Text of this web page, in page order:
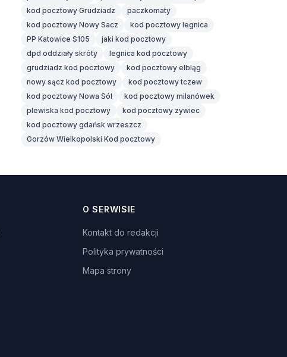
kod pocztowy Grudziadz
paczkomaty
kod pocztowy Nowy Sacz
kod pocztowy legnica
PP Katowice S105
jaki kod pocztowy
dpd oddziały skróty
legnica kod pocztowy
grudziadz kod pocztowy
kod pocztowy elbląg
nowy sącz kod pocztowy
kod pocztowy tczew
kod pocztowy Nowa Sól
kod pocztowy milanówek
plewiska kod pocztowy
kod pocztowy zywiec
kod pocztowy gdańsk wrzeszcz
Gorzów Wielkopolski Kod pocztowy
O SERWISIE
Kontakt do redakcji
Polityka prywatności
Mapa strony